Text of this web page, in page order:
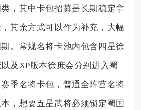
，其中卡包招募是长期稳定拿
其余方式可以作为补充，大幅
。常规名将卡池内包含四星徐
及XP版本徐庶会分别进入蜀
季名将卡包，普通全阵营名将
，想要五星武将必须锁定蜀国